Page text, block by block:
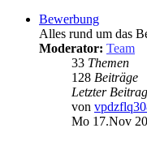
Bewerbung
Alles rund um das
Moderator: Team
33 Themen
128 Beiträge
Letzter Beitrag
von
Mo 17.Nov